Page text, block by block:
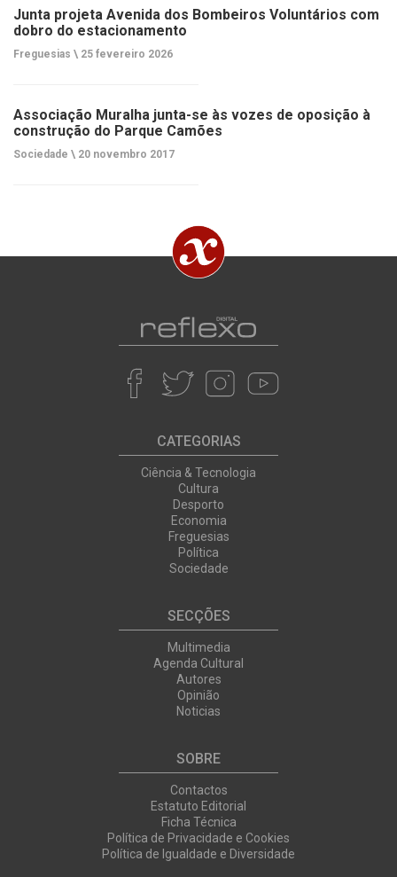
Junta projeta Avenida dos Bombeiros Voluntários com
dobro do estacionamento
Freguesias \ 25 fevereiro 2026
Associação Muralha junta-se às vozes de oposição à
construção do Parque Camões
Sociedade \ 20 novembro 2017
CATEGORIAS
Ciência & Tecnologia
Cultura
Desporto
Economia
Freguesias
Política
Sociedade
SECÇÕES
Multimedia
Agenda Cultural
Autores
Opinião
Noticias
SOBRE
Contactos
Estatuto Editorial
Ficha Técnica
Política de Privacidade e Cookies
Política de Igualdade e Diversidade